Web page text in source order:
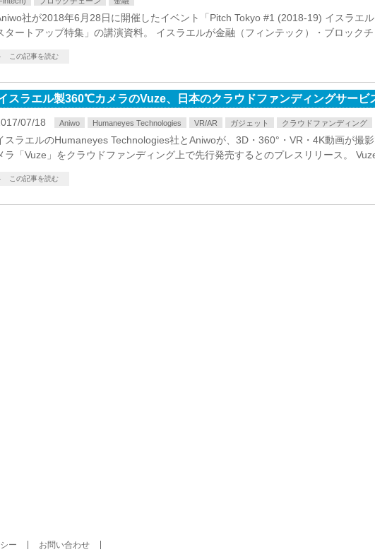
社が2018年6月28日に開催したイベント「Pitch Tokyo #1 (2018-19) イスラエル
タートアップ特集」の講演資料。 イスラエルが金融（フィンテック）・ブロックチ
この記事を読む
スラエル製360℃カメラのVuze、日本のクラウドファンディングサービ
07/18 Aniwo Humaneyes Technologies VR/AR ガジェット クラウドファンディング
スラエルのHumaneyes Technologies社とAniwoが、3D・360°・VR・4K動画が撮
ラ「Vuze」をクラウドファンディング上で先行発売するとのプレスリリース。
この記事を読む
ー お問い合わせ